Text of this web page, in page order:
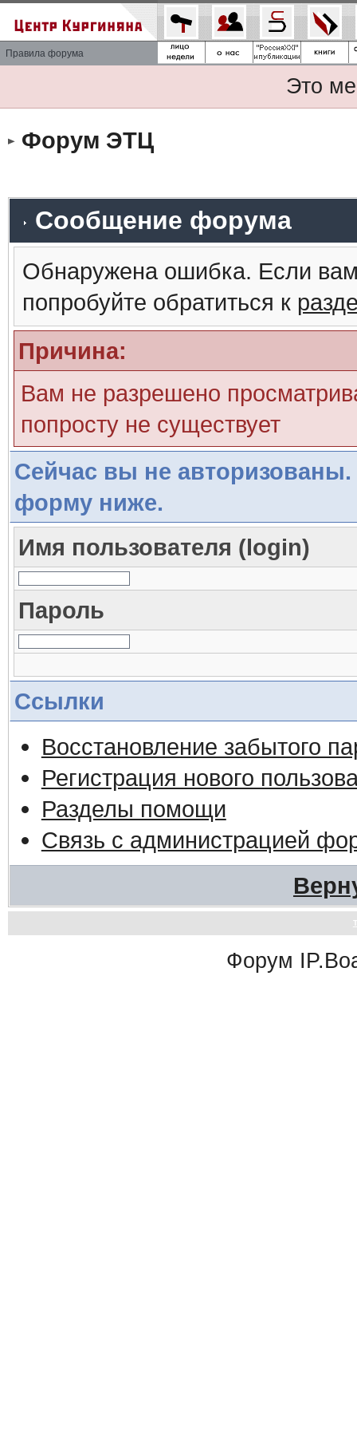
Правила форума
Это
Форум ЭТЦ
Сообщение форума
Обнаружена ошибка. Если
попробуйте обратиться к
Причина:
Вам не разрешено
попросту не существует
Сейчас вы не авторизованы.
форму ниже.
Имя пользователя (login)
Пароль
Ссылки
Восстановление забытого
Регистрация нового
Разделы помощи
Связь с администрацией
Форум